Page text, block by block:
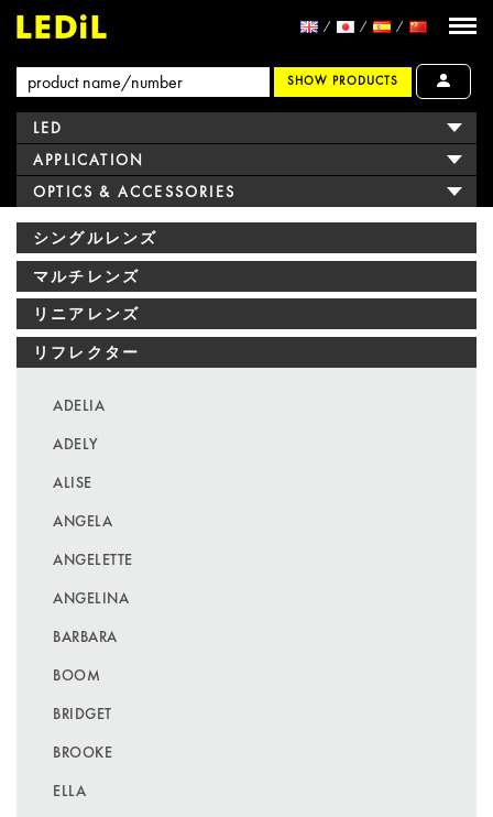
SHOW PRODUCTS
LED
APPLICATION
OPTICS & ACCESSORIES
シングルレンズ
マルチレンズ
リニアレンズ
リフレクター
ADELIA
ADELY
ALISE
ANGELA
ANGELETTE
ANGELINA
BARBARA
BOOM
BRIDGET
BROOKE
ELLA